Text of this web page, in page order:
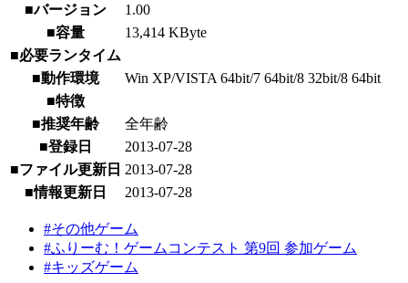
■バージョン
1.00
■容量
13,414 KByte
■必要ランタイム
■動作環境
Win XP/VISTA 64bit/7 64bit/8 32bit/8 64bit
■特徴
■推奨年齢
全年齢
■登録日
2013-07-28
■ファイル更新日 2013-07-28
■情報更新日
2013-07-28
#その他ゲーム
#ふりーむ！ゲームコンテスト 第9回 参加ゲーム
#キッズゲーム